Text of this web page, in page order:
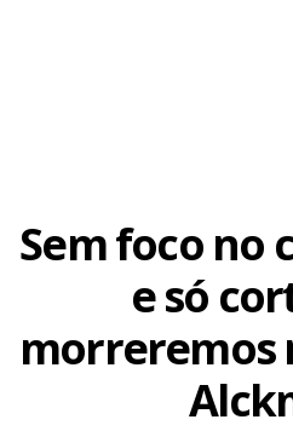
Sem foco no
e só
morreremos